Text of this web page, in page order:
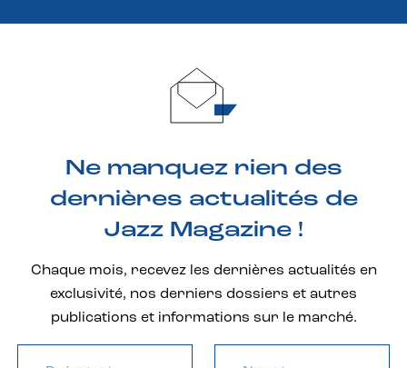
Ne manquez rien des
dernières actualités de
Jazz Magazine !
Chaque mois, recevez les dernières actualités en
exclusivité, nos derniers dossiers et autres
publications et informations sur le marché.